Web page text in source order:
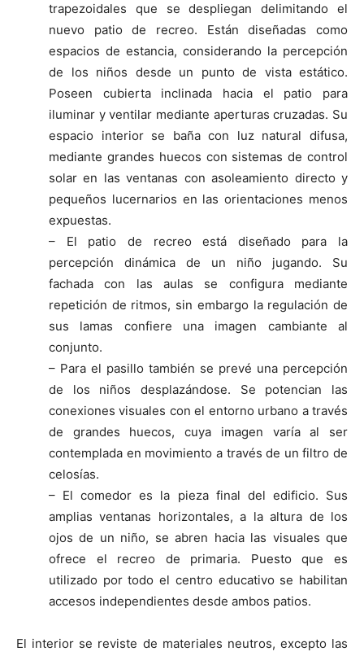
trapezoidales que se despliegan delimitando el
nuevo patio de recreo. Están diseñadas como
espacios de estancia, considerando la percepción
de los niños desde un punto de vista estático.
Poseen cubierta inclinada hacia el patio para
iluminar y ventilar mediante aperturas cruzadas. Su
espacio interior se baña con luz natural difusa,
mediante grandes huecos con sistemas de control
solar en las ventanas con asoleamiento directo y
pequeños lucernarios en las orientaciones menos
expuestas.
– El patio de recreo está diseñado para la
percepción dinámica de un niño jugando. Su
fachada con las aulas se configura mediante
repetición de ritmos, sin embargo la regulación de
sus lamas confiere una imagen cambiante al
conjunto.
– Para el pasillo también se prevé una percepción
de los niños desplazándose. Se potencian las
conexiones visuales con el entorno urbano a través
de grandes huecos, cuya imagen varía al ser
contemplada en movimiento a través de un filtro de
celosías.
– El comedor es la pieza final del edificio. Sus
amplias ventanas horizontales, a la altura de los
ojos de un niño, se abren hacia las visuales que
ofrece el recreo de primaria. Puesto que es
utilizado por todo el centro educativo se habilitan
accesos independientes desde ambos patios.
El interior se reviste de materiales neutros, excepto las